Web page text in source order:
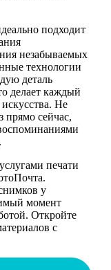
подходит
незабываемых
технологии
деталь
делает каждый
Не
прямо сейчас,
печати
у
момент
Откройте
с